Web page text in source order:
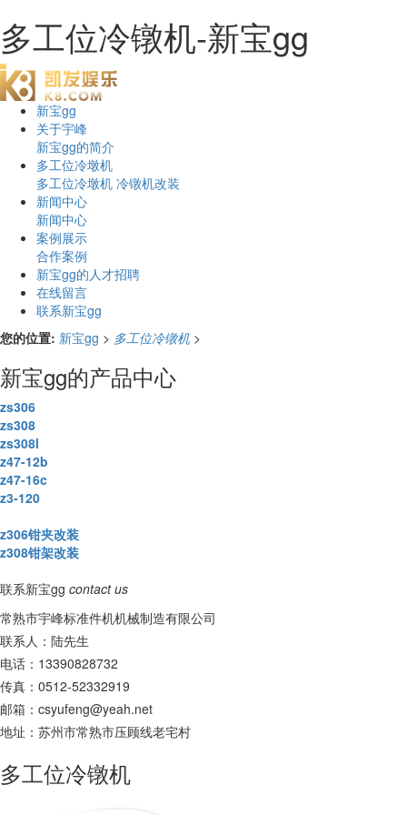
多工位冷镦机-新宝gg
新宝gg
关于宇峰
新宝gg的简介
多工位冷墩机
多工位冷墩机 冷镦机改装
新闻中心
新闻中心
案例展示
合作案例
新宝gg的人才招聘
在线留言
联系新宝gg
您的位置: 新宝gg > 多工位冷镦机 >
新宝gg的产品中心
zs306
zs308
zs308l
z47-12b
z47-16c
z3-120
z306钳夹改装
z308钳架改装
联系新宝gg contact us
常熟市宇峰标准件机机械制造有限公司
联系人：陆先生
电话：13390828732
传真：0512-52332919
邮箱： csyufeng@yeah.net
地址：苏州市常熟市压顾线老宅村
多工位冷镦机